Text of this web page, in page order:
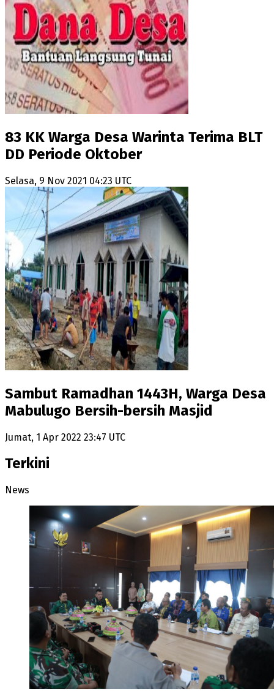
83 KK Warga Desa Warinta Terima BLT
DD Periode Oktober
Selasa, 9 Nov 2021 04:23 UTC
Sambut Ramadhan 1443H, Warga Desa
Mabulugo Bersih-bersih Masjid
Jumat, 1 Apr 2022 23:47 UTC
Terkini
News